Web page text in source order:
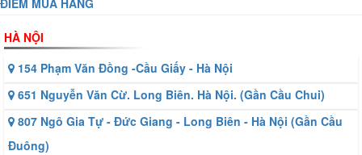
ĐIỂM MUA HÀNG
HÀ NỘI
154 Phạm Văn Đồng -Cầu Giấy - Hà Nội
651 Nguyễn Văn Cừ. Long Biên. Hà Nội. (Gần Cầu Chui)
807 Ngô Gia Tự - Đức Giang - Long Biên - Hà Nội (Gần Cầu
Đuông)